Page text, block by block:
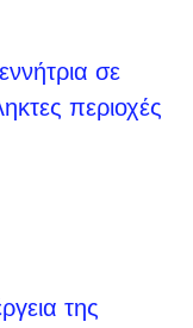
σε
περιοχές
της